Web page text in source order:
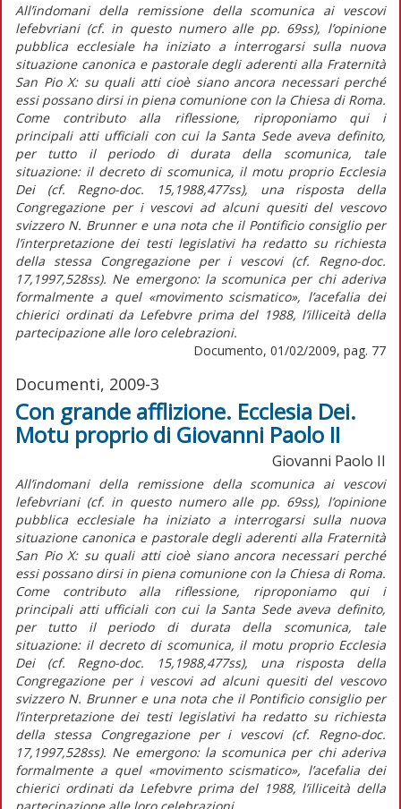
All’indomani della remissione della scomunica ai vescovi
lefebvriani (cf. in questo numero alle pp. 69ss), l’opinione
pubblica ecclesiale ha iniziato a interrogarsi sulla nuova
situazione canonica e pastorale degli aderenti alla Fraternità
San Pio X: su quali atti cioè siano ancora necessari perché
essi possano dirsi in piena comunione con la Chiesa di Roma.
Come contributo alla riflessione, riproponiamo qui i
principali atti ufficiali con cui la Santa Sede aveva definito,
per tutto il periodo di durata della scomunica, tale
situazione: il decreto di scomunica, il motu proprio Ecclesia
Dei (cf. Regno-doc. 15,1988,477ss), una risposta della
Congregazione per i vescovi ad alcuni quesiti del vescovo
svizzero N. Brunner e una nota che il Pontificio consiglio per
l’interpretazione dei testi legislativi ha redatto su richiesta
della stessa Congregazione per i vescovi (cf. Regno-doc.
17,1997,528ss). Ne emergono: la scomunica per chi aderiva
formalmente a quel «movimento scismatico», l’acefalia dei
chierici ordinati da Lefebvre prima del 1988, l’illiceità della
partecipazione alle loro celebrazioni.
Documento, 01/02/2009, pag. 77
Documenti, 2009-3
Con grande afflizione. Ecclesia Dei.
Motu proprio di Giovanni Paolo II
Giovanni Paolo II
All’indomani della remissione della scomunica ai vescovi
lefebvriani (cf. in questo numero alle pp. 69ss), l’opinione
pubblica ecclesiale ha iniziato a interrogarsi sulla nuova
situazione canonica e pastorale degli aderenti alla Fraternità
San Pio X: su quali atti cioè siano ancora necessari perché
essi possano dirsi in piena comunione con la Chiesa di Roma.
Come contributo alla riflessione, riproponiamo qui i
principali atti ufficiali con cui la Santa Sede aveva definito,
per tutto il periodo di durata della scomunica, tale
situazione: il decreto di scomunica, il motu proprio Ecclesia
Dei (cf. Regno-doc. 15,1988,477ss), una risposta della
Congregazione per i vescovi ad alcuni quesiti del vescovo
svizzero N. Brunner e una nota che il Pontificio consiglio per
l’interpretazione dei testi legislativi ha redatto su richiesta
della stessa Congregazione per i vescovi (cf. Regno-doc.
17,1997,528ss). Ne emergono: la scomunica per chi aderiva
formalmente a quel «movimento scismatico», l’acefalia dei
chierici ordinati da Lefebvre prima del 1988, l’illiceità della